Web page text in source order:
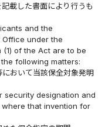
載した書面により行うも
and the
under the
of the Act are to be
following matters:
おいて当該保全対象発明
designation and
that invention for